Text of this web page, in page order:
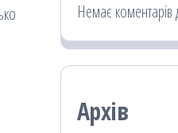
Немає коментарів
Архів